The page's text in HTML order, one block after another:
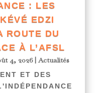
: LES
EDZI
ROUTE DU
À L’AFSL
4, 2026|Actualités
ET DES